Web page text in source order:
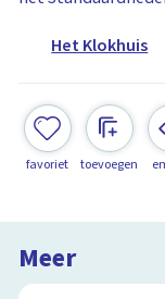
Het Klokhuis
favoriet toevoegen
Meer